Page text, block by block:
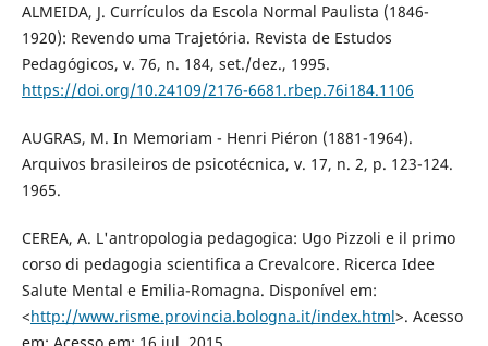
ALMEIDA, J. Currículos da Escola Normal Paulista (1846-
1920): Revendo uma Trajetória. Revista de Estudos
Pedagógicos, v. 76, n. 184, set./dez., 1995.
https://doi.org/10.24109/2176-6681.rbep.76i184.1106
AUGRAS, M. In Memoriam - Henri Piéron (1881-1964).
Arquivos brasileiros de psicotécnica, v. 17, n. 2, p. 123-124.
1965.
CEREA, A. L'antropologia pedagogica: Ugo Pizzoli e il primo
corso di pedagogia scientifica a Crevalcore. Ricerca Idee
Salute Mental e Emilia-Romagna. Disponível em:
<http://www.risme.provincia.bologna.it/index.html>. Acesso